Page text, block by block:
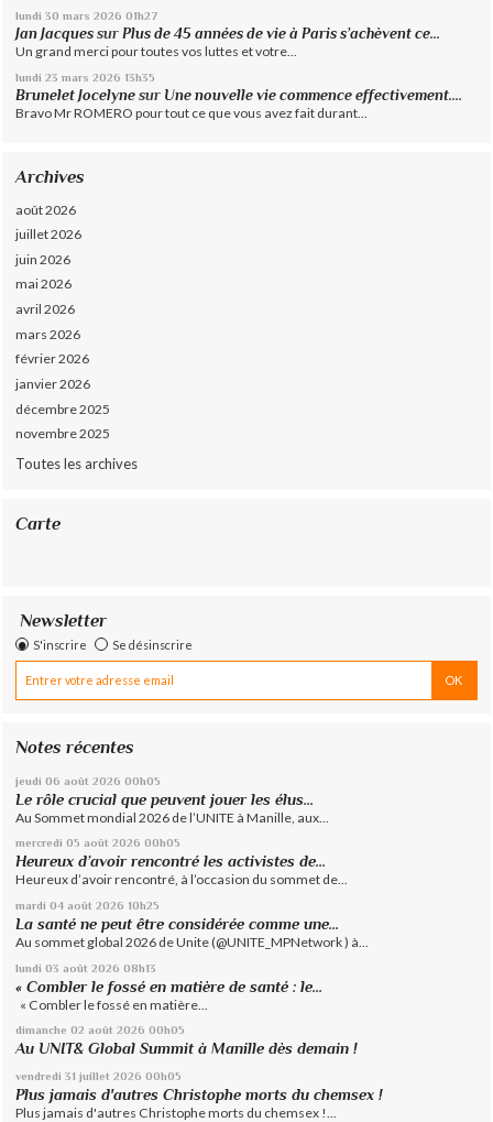
lundi 30 mars 2026 01h27
Jan Jacques surPlus de 45 années de vie à Paris s’achèvent ce...
Un grand merci pour toutes vos luttes et votre...
lundi 23 mars 2026 13h35
Brunelet Jocelyne sur Une nouvelle vie commence effectivement....
Bravo Mr ROMERO pour tout ce que vous avez fait durant...
Archives
août 2026
juillet 2026
juin 2026
mai 2026
avril 2026
mars 2026
février 2026
janvier 2026
décembre 2025
novembre 2025
Toutes les archives
Carte
Newsletter
S'inscrire Se désinscrire
Notes récentes
jeudi 06 août 2026 00h05
Le rôle crucial que peuvent jouer les élus...
Au Sommet mondial 2026 de l’UNITE à Manille, aux...
mercredi 05 août 2026 00h05
Heureux d’avoir rencontré les activistes de...
Heureux d’avoir rencontré, à l’occasion du sommet de...
mardi 04 août 2026 10h25
La santé ne peut être considérée comme une...
Au sommet global 2026 de Unite (@UNITE_MPNetwork ) à...
lundi 03 août 2026 08h13
« Combler le fossé en matière de santé : le...
« Combler le fossé en matière...
dimanche 02 août 2026 00h05
Au UNIT& Global Summit à Manille dès demain !
vendredi 31 juillet 2026 00h05
Plus jamais d'autres Christophe morts du chemsex !
Plus jamais d'autres Christophe morts du chemsex !...